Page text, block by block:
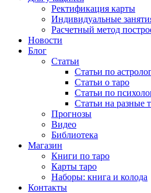
Ректификация карты
Индивидуальные
Расчетный метод
Новости
Блог
Статьи
Статьи по
Статьи о таро
Статьи по
Статьи на разные
Прогнозы
Видео
Библиотека
Магазин
Книги по таро
Карты таро
Наборы: книга и колода
Контакты